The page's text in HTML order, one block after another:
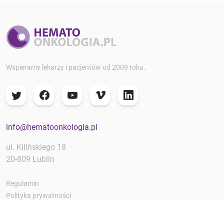
Wspieramy lekarzy i pacjentów od 2009 roku.
info@hematoonkologia.pl
ul. Kilińskiego 18
20-809 Lublin
Regulamin
Polityka prywatności